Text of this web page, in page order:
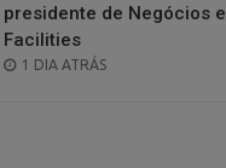
presidente de Negócios e
Facilities
POSTED
1 DIA ATRÁS